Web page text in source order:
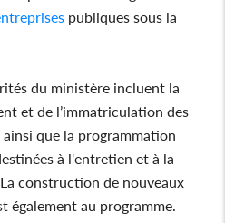
publiques sous la
du ministère incluent la
et de l’immatriculation des
que la programmation
à l'entretien et à la
construction de nouveaux
également au programme.